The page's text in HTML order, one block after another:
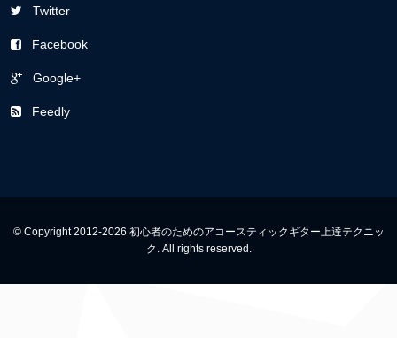
Twitter
Facebook
Google+
Feedly
© Copyright 2012-2026 初心者のためのアコースティックギター上達テクニッ
ク. All rights reserved.